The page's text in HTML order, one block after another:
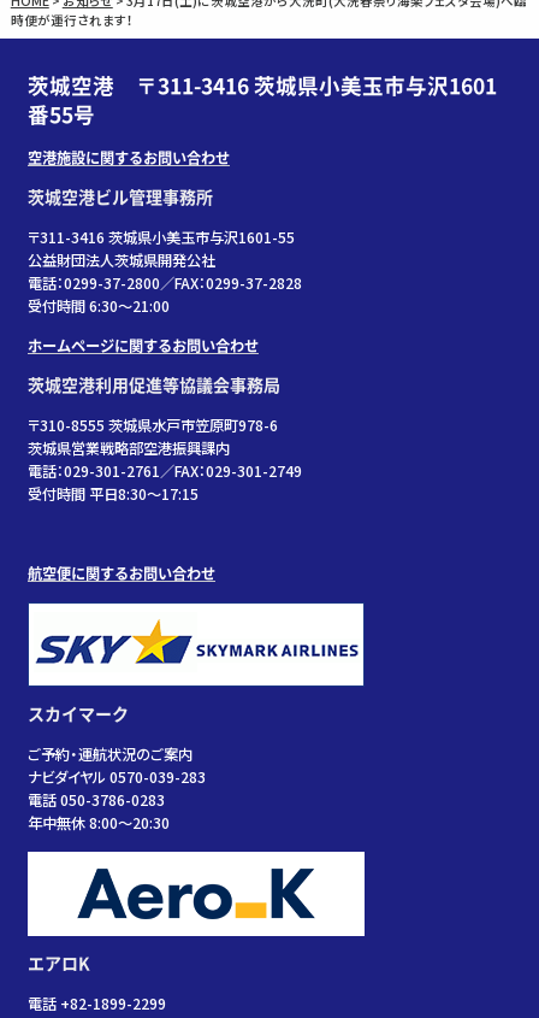
時便が運行されます！
茨城空港 〒311-3416 茨城県小美玉市与沢1601
番55号
空港施設に関するお問い合わせ
茨城空港ビル管理事務所
〒311-3416 茨城県小美玉市与沢1601-55
公益財団法人茨城県開発公社
電話：0299-37-2800／FAX：0299-37-2828
受付時間 6:30〜21:00
ホームページに関するお問い合わせ
茨城空港利用促進等協議会事務局
〒310-8555 茨城県水戸市笠原町978-6
茨城県営業戦略部空港振興課内
電話：029-301-2761／FAX：029-301-2749
受付時間 平日8:30～17:15
航空便に関するお問い合わせ
スカイマーク
ご予約・運航状況のご案内
ナビダイヤル 0570-039-283
電話 050-3786-0283
年中無休 8:00～20:30
エアロK
電話 +82-1899-2299